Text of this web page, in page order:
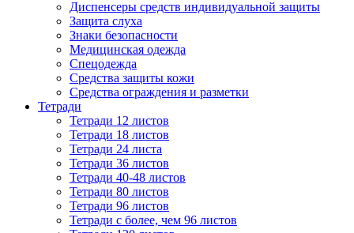
Диспенсеры средств индивидуальной защиты
Защита слуха
Знаки безопасности
Медицинская одежда
Спецодежда
Средства защиты кожи
Средства ограждения и разметки
Тетради
Тетради 12 листов
Тетради 18 листов
Тетради 24 листа
Тетради 36 листов
Тетради 40-48 листов
Тетради 80 листов
Тетради 96 листов
Тетради с более, чем 96 листов